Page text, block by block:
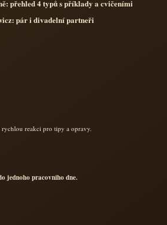
přehled 4 typů s příklady a cvičeními
pár i divadelní partneři
reakci pro tipy a opravy.
jednoho pracovniho dne.